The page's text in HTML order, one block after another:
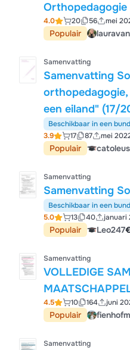
Orthopedagogie
4.0 20 56 mei
Populair
Samenvatting
Samenvatting Sociologie, 1ste bach
orthopedagogie,
een eiland" (17/
Beschikbaar in een
3.9
17 87 mei
Populair catoleus
Samenvatting
Samenvatting
Beschikbaar in een
5.0
13 40 januari
Populair Leo247
Samenvatting
VOLLEDIGE
4.5 10 164 juni
Populair
Samenvatting